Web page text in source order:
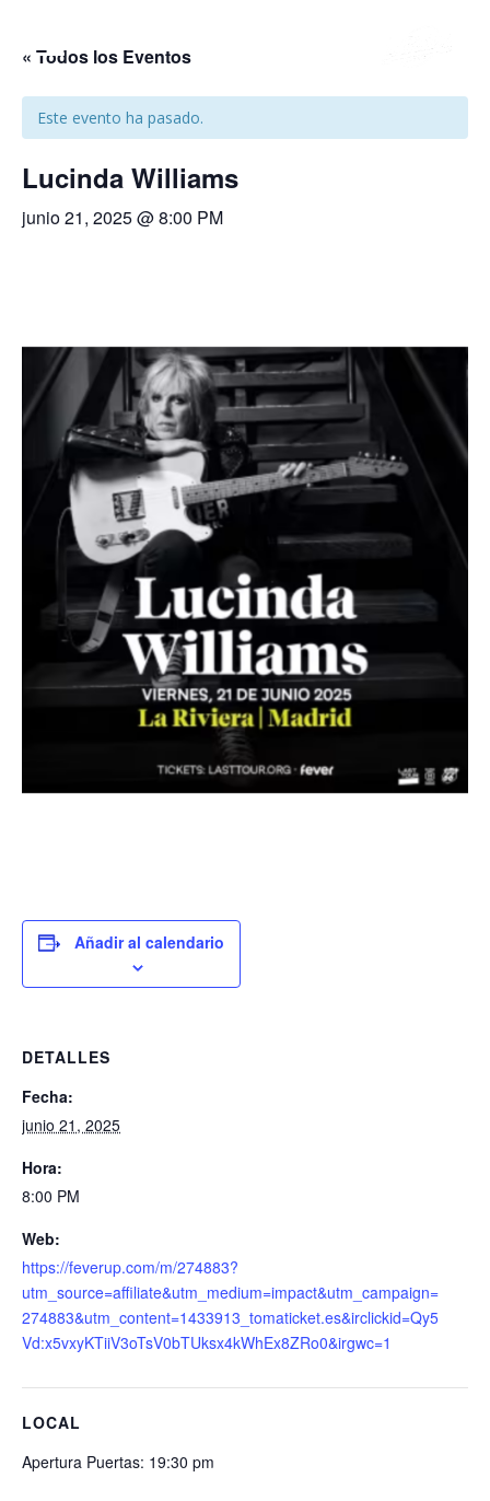
≡
I
n
o
C
o
n
c
i
e
r
s
v
e
n
o
N
t
u
r
s
« Todos los Eventos
Este evento ha pasado.
Lucinda Williams
junio 21, 2025 @ 8:00 PM
Añadir al calendario
DETALLES
Fecha:
junio 21, 2025
Hora:
8:00 PM
Web:
https://feverup.com/m/274883?
utm_source=affiliate&utm_medium=impact&utm_campaign=
274883&utm_content=1433913_tomaticket.es&irclickid=Qy5
Vd:x5vxyKTiiV3oTsV0bTUksx4kWhEx8ZRo0&irgwc=1
LOCAL
Apertura Puertas: 19:30 pm